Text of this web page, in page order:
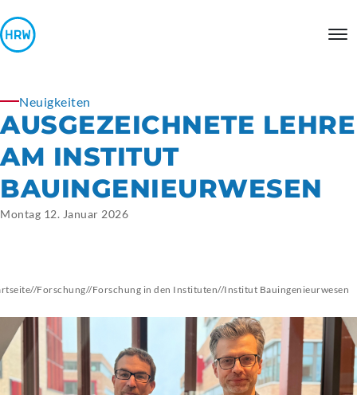
Neuigkeiten
AUSGEZEICHNETE LEHRE
AM INSTITUT
BAUINGENIEURWESEN
Montag 12. Januar 2026
//Forschung//Forschung in den Instituten//Institut Bauingenieurwesen